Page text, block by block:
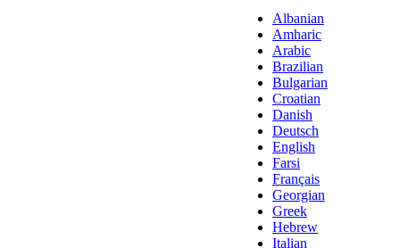
Albanian
Amharic
Arabic
Brazilian
Bulgarian
Croatian
Danish
Deutsch
English
Farsi
Français
Georgian
Greek
Hebrew
Italian